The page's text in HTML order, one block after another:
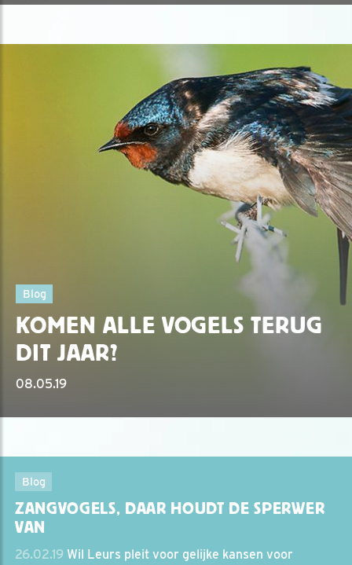
Blog
KOMEN ALLE VOGELS TERUG
DIT JAAR?
08.05.19
Blog
ZANGVOGELS, DAAR HOUDT DE SPERWER
VAN
26.02.19 Wil Leurs pleit voor gelijke kansen voor